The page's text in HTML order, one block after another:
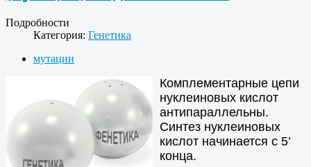
Подробности
Категория: Генетика
мутации
Комплементарные цепи
нуклеиновых кислот
антипараллельны.
Синтез нуклеиновых
кислот начинается с 5’
конца.